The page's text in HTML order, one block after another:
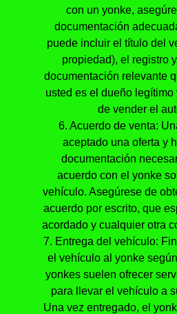
con un yonke,
documentación
puede incluir el título del
propiedad), el registro
documentación relevante
usted es el dueño
de vender el
6. Acuerdo de venta:
aceptado una oferta y
documentación
acuerdo con el yonke
vehículo. Asegúrese de
acuerdo por escrito, que
acordado y cualquier otra
7. Entrega del vehículo:
el vehículo al yonke
yonkes suelen ofrecer
para llevar el vehículo a
Una vez entregado, el